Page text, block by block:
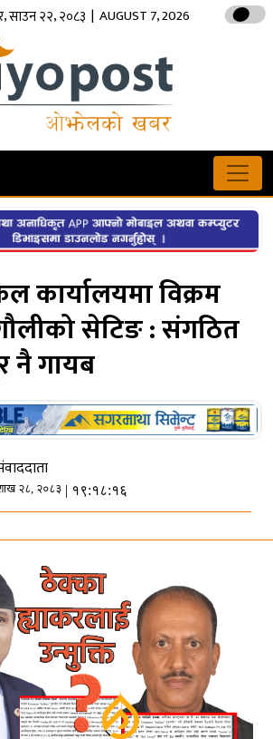
,साउन२२,२०८३ | AUGUST 7, 2026
कार्यालयमा विक्रम
सेटिङ : संगठित
नै गायब
२८, २०८३ | १९:१८:१६